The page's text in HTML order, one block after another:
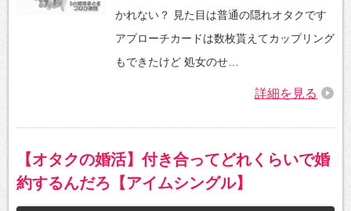
かれない？ 見た目は普通の隠れオタクです
アプローチカードは数枚貰えてカップリング
もできたけど 処女のせ…
詳細を見る
【オタクの婚活】付き合ってどれくらいで婚
約するんだろ【アイムシングル】